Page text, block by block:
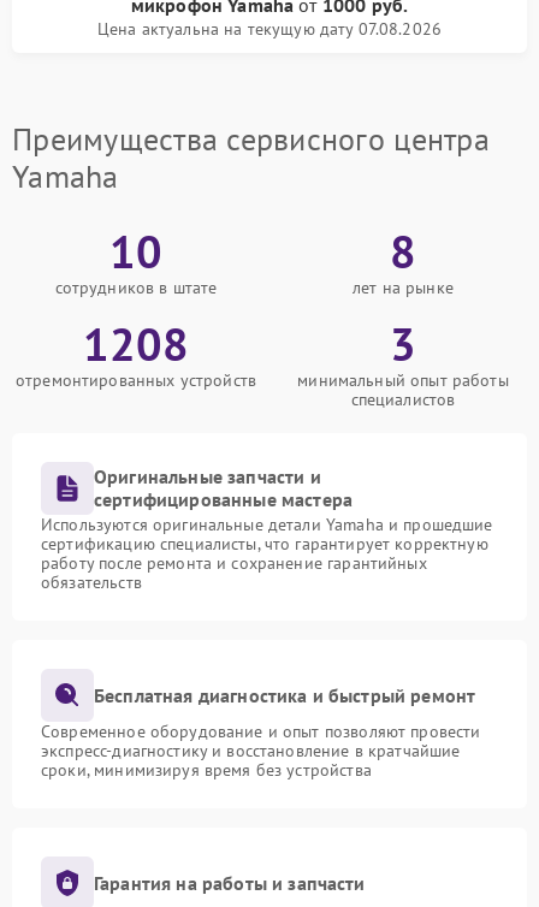
микрофон Yamaha от 1000 руб.
Цена актуальна на текущую дату 07.08.2026
Преимущества сервисного центра
Yamaha
10
сотрудников в штате
8
лет на рынке
1208
отремонтированных устройств
3
минимальный опыт работы
специалистов
Оригинальные запчасти и
сертифицированные мастера
Используются оригинальные детали Yamaha и прошедшие
сертификацию специалисты, что гарантирует корректную
работу после ремонта и сохранение гарантийных
обязательств
Бесплатная диагностика и быстрый ремонт
Современное оборудование и опыт позволяют провести
экспресс-диагностику и восстановление в кратчайшие
сроки, минимизируя время без устройства
Гарантия на работы и запчасти